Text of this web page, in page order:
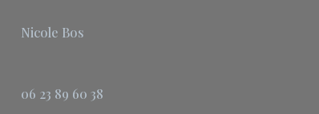
Nicole Bos
06 23 89 60 38